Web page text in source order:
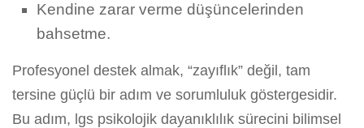
Kendine zarar verme düşüncelerinden
bahsetme.
Profesyonel destek almak, “zayıflık” değil, tam
tersine güçlü bir adım ve sorumluluk göstergesidir.
Bu adım, lgs psikolojik dayanıklılık sürecini bilimsel